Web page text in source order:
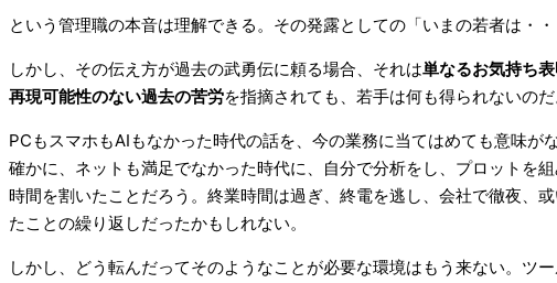
という管理職の本音は理解できる。その発露としての「いまの若者は・・
しかし、その伝え方が過去の武勇伝に頼る場合、それは単なるお気持ち表
再現可能性のない過去の苦労を指摘されても、若手は何も得られないのだ
PCもスマホもAIもなかった時代の話を、今の業務に当てはめても意味がな
確かに、ネットも満足でなかった時代に、自分で分析をし、プロットを
時間を割いたことだろう。終業時間は過ぎ、終電を逃し、会社で徹夜、
たことの繰り返しだったかもしれない。
しかし、どう転んだってそのようなことが必要な環境はもう来ない。ツ